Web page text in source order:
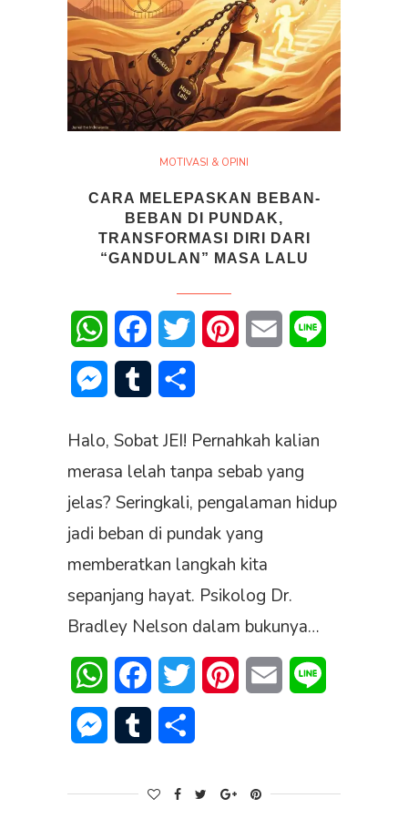
MOTIVASI & OPINI
CARA MELEPASKAN BEBAN-
BEBAN DI PUNDAK,
TRANSFORMASI DIRI DARI
“GANDULAN” MASA LALU
WhatsAppFacebookTwitter PinterestEmail
Messenger
Tumblr
Halo, Sobat JEI! Pernahkah kalian
merasa lelah tanpa sebab yang
jelas? Seringkali, pengalaman hidup
jadi beban di pundak yang
memberatkan langkah kita
sepanjang hayat. Psikolog Dr.
Bradley Nelson dalam bukunya…
WhatsAppFacebookTwitter PinterestEmail
Messenger
Tumblr